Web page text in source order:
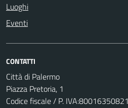
Luoghi
Eventi
CONTATTI
Città di Palermo
Piazza Pretoria, 1
Codice fiscale / P. IVA:80016350821